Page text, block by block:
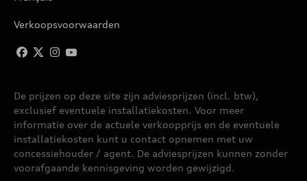
Verkoopsvoorwaarden
De prijzen op deze site zijn adviesprijzen (incl. btw),
exclusief eventuele installatiekosten. Voor meer
informatie over de actuele verkoopprijs en de eventuele
installatiekosten kunt u contact opnemen met uw
concessiehouder / agent. De adviesprijzen kunnen zonder
voorafgaande kennisgeving worden gewijzigd.